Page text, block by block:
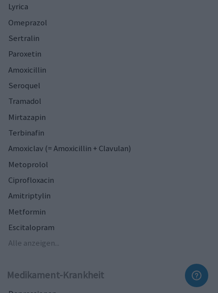
Lyrica
Omeprazol
Sertralin
Paroxetin
Amoxicillin
Seroquel
Tramadol
Mirtazapin
Terbinafin
Amoxiclav (= Amoxicillin + Clavulan)
Metoprolol
Ciprofloxacin
Amitriptylin
Metformin
Escitalopram
Alle anzeigen...
Medikament-Krankheit